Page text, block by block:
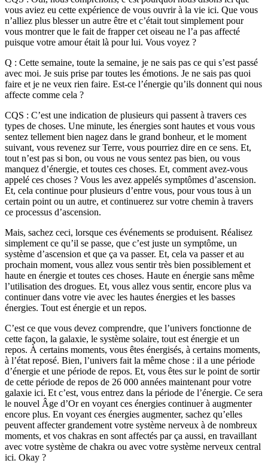
vous aviez eu cette expérience de vous ouvrir à la vie ici. Que vous
n’alliez plus blesser un autre être et c’était tout simplement pour
vous montrer que le fait de frapper cet oiseau ne l’a pas affecté
puisque votre amour était là pour lui. Vous voyez ?
Q : Cette semaine, toute la semaine, je ne sais pas ce qui s’est passé
avec moi. Je suis prise par toutes les émotions. Je ne sais pas quoi
faire et je ne veux rien faire. Est-ce l’énergie qu’ils donnent qui nous
affecte comme cela ?
CQS : C’est une indication de plusieurs qui passent à travers ces
types de choses. Une minute, les énergies sont hautes et vous vous
sentez tellement bien nagez dans le grand bonheur, et le moment
suivant, vous revenez sur Terre, vous pourriez dire en ce sens. Et,
tout n’est pas si bon, ou vous ne vous sentez pas bien, ou vous
manquez d’énergie, et toutes ces choses. Et, comment avez-vous
appelé ces choses ? Vous les avez appelés symptômes d’ascension.
Et, cela continue pour plusieurs d’entre vous, pour vous tous à un
certain point ou un autre, et continuerez sur votre chemin à travers
ce processus d’ascension.
Mais, sachez ceci, lorsque ces événements se produisent. Réalisez
simplement ce qu’il se passe, que c’est juste un symptôme, un
système d’ascension et que ça va passer. Et, cela va passer et au
prochain moment, vous allez vous sentir très bien possiblement et
haute en énergie et toutes ces choses. Haute en énergie sans même
l’utilisation des drogues. Et, vous allez vous sentir, encore plus va
continuer dans votre vie avec les hautes énergies et les basses
énergies. Tout est énergie et un repos.
C’est ce que vous devez comprendre, que l’univers fonctionne de
cette façon, la galaxie, le système solaire, tout est énergie et un
repos. À certains moments, vous êtes énergisés, à certains moments,
à l’état reposé. Bien, l’univers fait la même chose : il a une période
d’énergie et une période de repos. Et, vous êtes sur le point de sortir
de cette période de repos de 26 000 années maintenant pour votre
galaxie ici. Et c’est, vous entrez dans la période de l’énergie. Ce sera
le nouvel Âge d’Or en voyant ces énergies continuer à augmenter
encore plus. En voyant ces énergies augmenter, sachez qu’elles
peuvent affecter grandement votre système nerveux à de nombreux
moments, et vos chakras en sont affectés par ça aussi, en travaillant
avec votre système de chakra ou avec votre système nerveux central
ici. Okay ?